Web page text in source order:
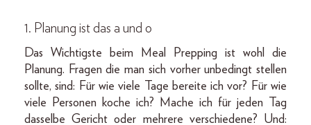
1. Planung ist das a und o
Das Wichtigste beim Meal Prepping ist wohl die
Planung. Fragen die man sich vorher unbedingt stellen
sollte, sind: Für wie viele Tage bereite ich vor? Für wie
viele Personen koche ich? Mache ich für jeden Tag
dasselbe Gericht oder mehrere verschiedene? Und: